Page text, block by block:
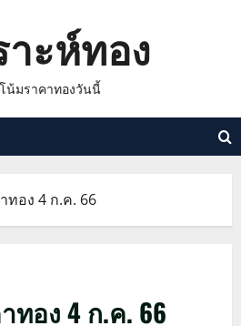
าะห์ทอง
น้มราคาทองวันนี้
ทอง 4 ก.ค. 66
ทอง 4 ก.ค. 66